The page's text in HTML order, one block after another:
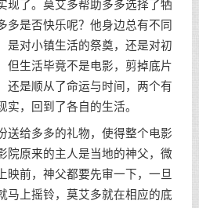
现了。莫艾多帮助多多选择了牺
多是否快乐呢？他身边总有不同
是对小镇生活的祭奠，还是对初
但生活毕竟不是电影，剪掉底片
还是顺从了命运与时间，两个有
，回到了各自的生活。
给多多的礼物，使得整个电影
院原来的主人是当地的神父，微
映前，神父都要先审一下，一旦
马上摇铃，莫艾多就在相应的底